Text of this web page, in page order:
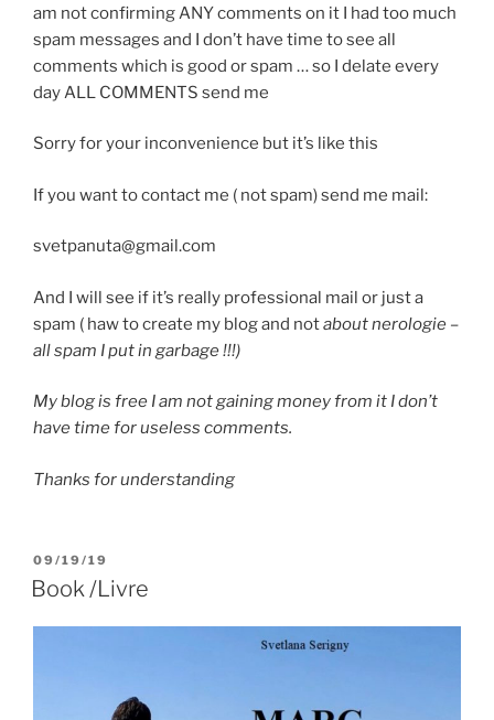
am not confirming ANY comments on it I had too much
spam messages and I don’t have time to see all
comments which is good or spam … so I delate every
day ALL COMMENTS send me
Sorry for your inconvenience but it’s like this
If you want to contact me ( not spam) send me mail:
svetpanuta@gmail.com
And I will see if it’s really professional mail or just a
spam ( haw to create my blog and notabout nerologie –
all spam I put in garbage !!!)
My blog is free I am not gaining money from it I don’t
have time for useless comments.
Thanks for understanding
PUBLIÉ
LE
09/19/19
Book /Livre